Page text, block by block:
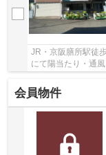
JR・京阪膳所駅徒
にて陽当たり・通
充実しています
会員物件